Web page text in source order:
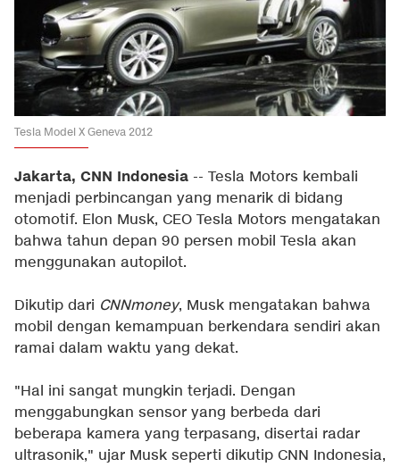
Tesla Model X Geneva 2012
Jakarta, CNN Indonesia -- Tesla Motors kembali
menjadi perbincangan yang menarik di bidang
otomotif. Elon Musk, CEO Tesla Motors mengatakan
bahwa tahun depan 90 persen mobil Tesla akan
menggunakan autopilot.
Dikutip dari CNNmoney, Musk mengatakan bahwa
mobil dengan kemampuan berkendara sendiri akan
ramai dalam waktu yang dekat.
"Hal ini sangat mungkin terjadi. Dengan
menggabungkan sensor yang berbeda dari
beberapa kamera yang terpasang, disertai radar
ultrasonik," ujar Musk seperti dikutip CNN Indonesia,